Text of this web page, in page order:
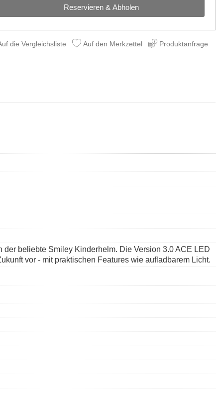
Reservieren & Abholen
die Vergleichsliste Auf den Merkzettel Produktanfrage
beliebte Smiley Kinderhelm. Die Version 3.0 ACE LED
vor - mit praktischen Features wie aufladbarem Licht.